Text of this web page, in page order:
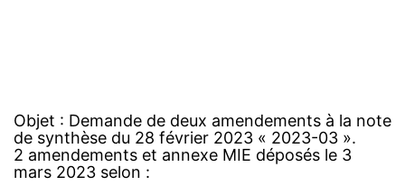
Objet : Demande de deux amendements à la note
de synthèse du 28 février 2023 « 2023-03 ».
2 amendements et annexe MIE déposés le 3
mars 2023 selon :